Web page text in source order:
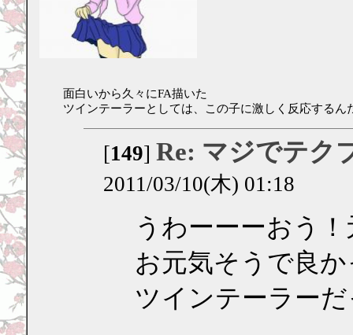
面白いから久々にFA描いた
ツインテーラーとしては、この子に激しく反応するん
[149] Re: マジでテク
2011/03/10(木) 01:18
うわーーーおう
お元気そうで良
ツインテーラー